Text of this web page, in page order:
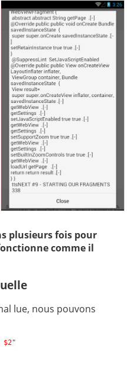
plusieurs fois pour
comme il
lue, nous pouvons